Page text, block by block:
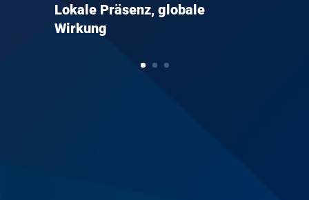
Lokale Präsenz, globale
Wirkung